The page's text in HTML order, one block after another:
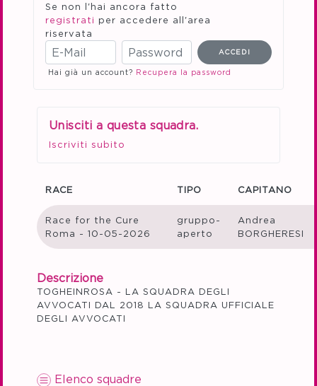
Se non l'hai ancora fatto
registrati per accedere all'area
riservata
Hai già un account? Recupera la password
Unisciti a questa squadra.
Iscriviti subito
RACE TIPO CAPITANO
Race for the Cure
Roma - 10-05-2026
gruppo-
aperto
Andrea
BORGHERESI
Descrizione
TOGHEINROSA - LA SQUADRA DEGLI
AVVOCATI DAL 2018 LA SQUADRA UFFICIALE
DEGLI AVVOCATI
Elenco squadre